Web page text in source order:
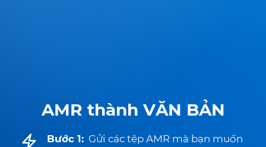
AMR thành VĂN BẢN
Bước 1: Gửi các tệp AMR mà bạn muốn